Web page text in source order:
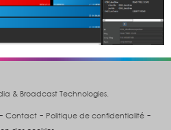
& Broadcast Technologies.
- Contact - Politique de confidentialité -